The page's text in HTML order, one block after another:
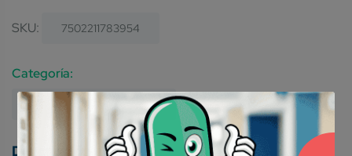
SKU: 7502211783954
Category:
Medicamentos Genéricos